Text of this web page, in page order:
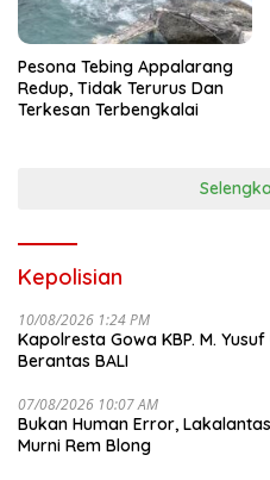
Pesona Tebing Appalarang
Redup, Tidak Terurus Dan
Terkesan Terbengkalai
Kepolisian
10/08/2026 1:24 PM
Kapolresta Gowa KBP. M.
Berantas BALI
07/08/2026 10:07 AM
Bukan Human Error,
Murni Rem Blong